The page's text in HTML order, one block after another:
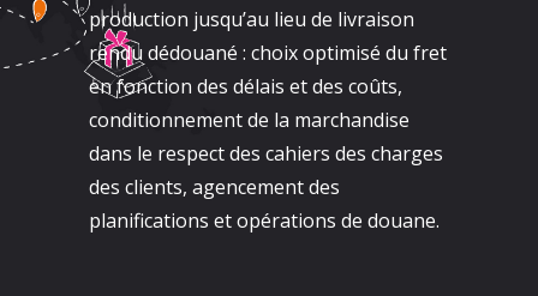
production jusqu’au lieu de livraison
rendu dédouané : choix optimisé du fret
en fonction des délais et des coûts,
conditionnement de la marchandise
dans le respect des cahiers des charges
des clients, agencement des
planifications et opérations de douane.